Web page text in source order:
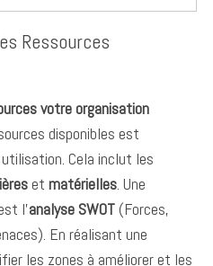
Ressources
votre organisation
disponibles est
Cela inclut les
et matérielles. Une
l’analyse SWOT(Forces,
En réalisant une
les zones à améliorer et les